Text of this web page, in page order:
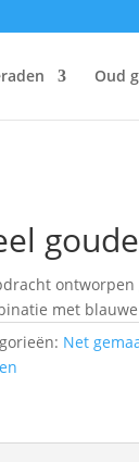
Oud
met
Net